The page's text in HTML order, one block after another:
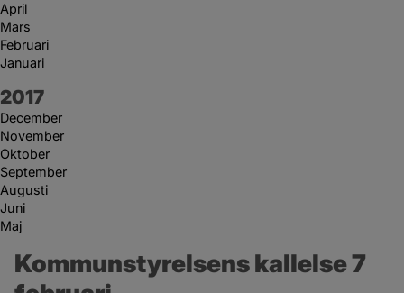
April
Mars
Februari
Januari
År:
2017
December
November
Oktober
September
Augusti
Juni
Maj
Kommunstyrelsens kallelse 7